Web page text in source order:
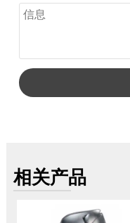
相关产品